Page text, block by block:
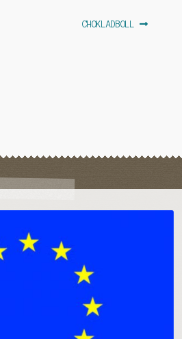
Nästa
CHOKLADBOLL